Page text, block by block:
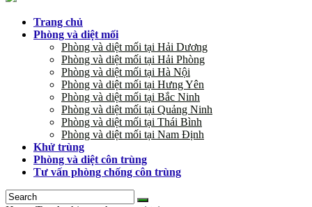
Trang chủ
Phòng và diệt mối
Phòng và diệt mối tại Hải Dương
Phòng và diệt mối tại Hải Phòng
Phòng và diệt mối tại Hà Nội
Phòng và diệt mối tại Hưng Yên
Phòng và diệt mối tại Bắc Ninh
Phòng và diệt mối tại Quảng Ninh
Phòng và diệt mối tại Thái Bình
Phòng và diệt mối tại Nam Định
Khử trùng
Phòng và diệt côn trùng
Tư vấn phòng chống côn trùng